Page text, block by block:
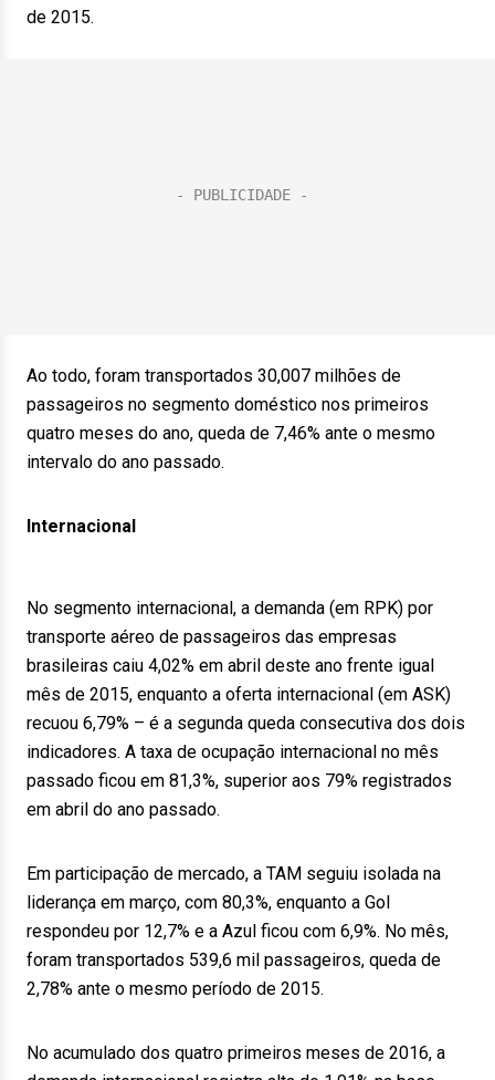
de 2015.
Ao todo, foram transportados 30,007 milhões de
passageiros no segmento doméstico nos primeiros
quatro meses do ano, queda de 7,46% ante o mesmo
intervalo do ano passado.
Internacional
No segmento internacional, a demanda (em RPK) por
transporte aéreo de passageiros das empresas
brasileiras caiu 4,02% em abril deste ano frente igual
mês de 2015, enquanto a oferta internacional (em ASK)
recuou 6,79% – é a segunda queda consecutiva dos dois
indicadores. A taxa de ocupação internacional no mês
passado ficou em 81,3%, superior aos 79% registrados
em abril do ano passado.
Em participação de mercado, a TAM seguiu isolada na
liderança em março, com 80,3%, enquanto a Gol
respondeu por 12,7% e a Azul ficou com 6,9%. No mês,
foram transportados 539,6 mil passageiros, queda de
2,78% ante o mesmo período de 2015.
No acumulado dos quatro primeiros meses de 2016, a